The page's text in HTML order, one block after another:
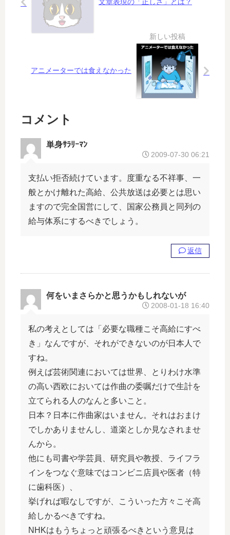
る
な
アニメーターでは食えなかった
コメント
単身ｻﾗﾘｰﾏﾝ
2009-07-30 06:21
支払い拒否続けています。度重なる不祥事、一
般とかけ離れた高給、公共放送は必要とは思い
ますので完全国営にして、国家公務員と同列の
給与体系にするべきでしょう。
返信
何をいまさらかと思うかもしれないが
2008-01-18 16:40
私の考えとしては「必要な職種こそ高給にすべ
き」なんですが、それができないのが日本人で
すね。
例えば芸術関連においては世界、とりわけ水準
の高い西欧においては作曲の委嘱だけで生計を
立てられる人のなんと多いこと。
日本？日本に作曲家はいません。それはおまけ
でしかありませんし、道楽としか見なされませ
んから。
他にも司書や学芸員、研究員や教授、ライフラ
インをつなぐ意味ではコンビニ店員や医者（特
に歯科医）、
挙げれば暇なしですが、こういった方々こそ高
給しかるべきですね。
NHKはもうちょっと頑張るべきという意見は